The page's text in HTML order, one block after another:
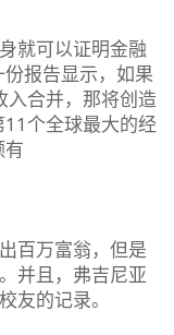
就可以证明金融
报告显示，如果
合并，那将创造
个全球最大的经
百万富翁，但是
并且，弗吉尼亚
友的记录。